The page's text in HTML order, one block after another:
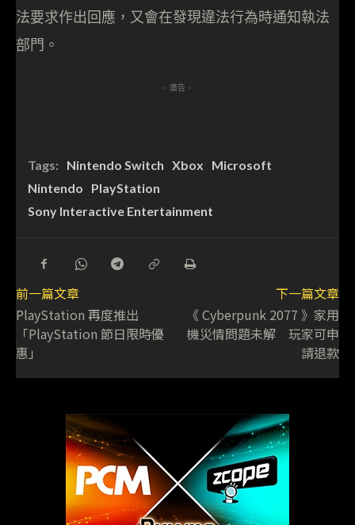
法要求作出回應，又會在發現違法行為時通知執法
部門。
- 廣告 -
Tags: Nintendo Switch Xbox
Microsoft
Nintendo
PlayStation
Sony Interactive Entertainment
前一篇文章
PlayStation 再度推出
「PlayStation 節日限時優
惠」
下一篇文章
《 Cyberpunk 2077 》家用
機災情問題未解 玩家可申
請退款